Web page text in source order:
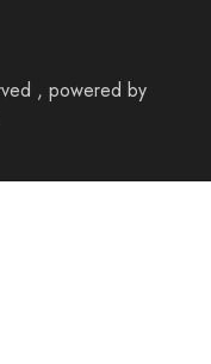
, powered by